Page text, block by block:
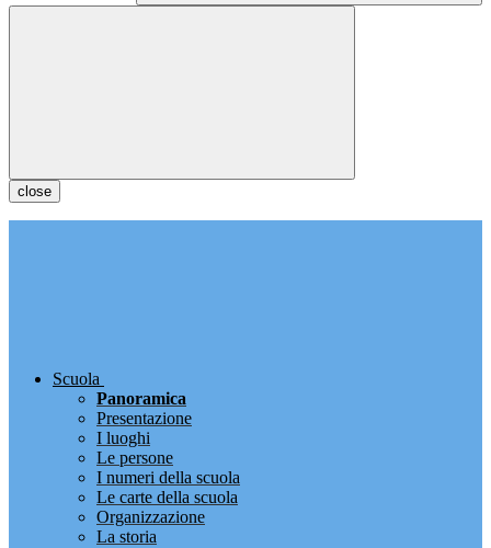
close
Scuola
Panoramica
Presentazione
I luoghi
Le persone
I numeri della scuola
Le carte della scuola
Organizzazione
La storia